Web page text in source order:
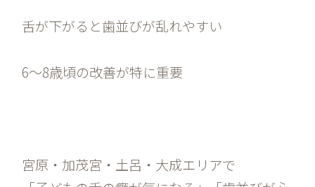
舌が下がると歯並びが乱れやすい
6〜8歳頃の改善が特に重要
宮原・加茂宮・土呂・大成エリアで